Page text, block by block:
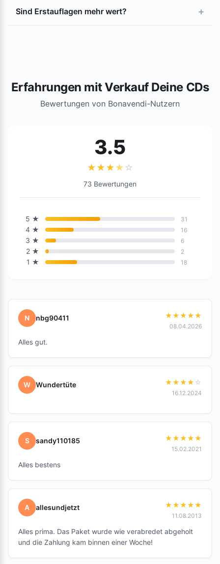
Sind Erstauflagen mehr wert? +
Erfahrungen mit Verkauf Deine CDs
Bewertungen von Bonavendi-Nutzern
3.5
★★★★☆
73 Bewertungen
5 ★ 31
4 ★ 16
3 ★ 6
2 ★ 2
1 ★ 18
N nbg90411 ★★★★★
08.04.2026
Alles gut.
W Wundertüte ★★★★ ☆
16.12.2024
S sandy110185 ★★★★★
15.02.2021
Alles bestens
A allesundjetzt ★★★★★
11.08.2013
Alles prima. Das Paket wurde wie verabredet abgeholt
und die Zahlung kam binnen einer Woche!